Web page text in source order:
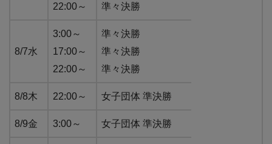
22:00～
準々決勝
8/7水
3:00～
17:00～
22:00～
準々決勝
準々決勝
準々決勝
8/8木 22:00～ 女子団体 準決勝
8/9金 3:00～ 女子団体 準決勝